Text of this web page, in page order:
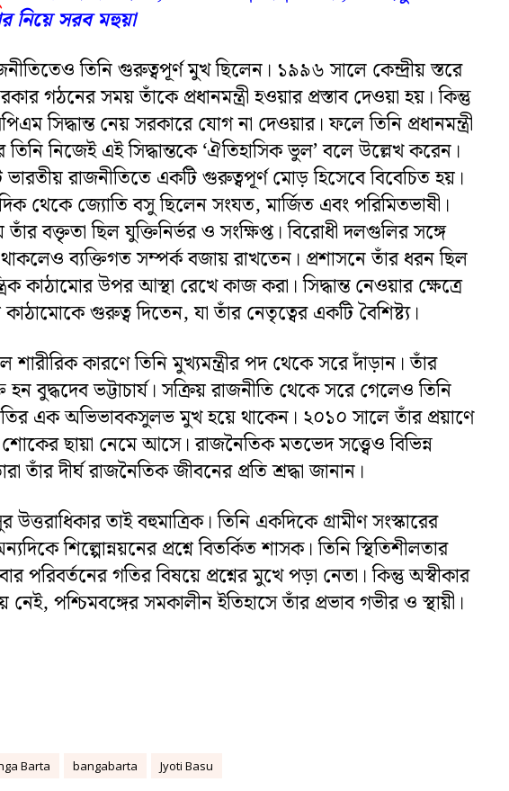
নিয়ে সরব মহুয়া
তিনি গুরুত্বপূর্ণ মুখ ছিলেন। ১৯৯৬ সালে কেন্দ্রীয় স্তরে
গঠনের সময় তাঁকে প্রধানমন্ত্রী হওয়ার প্রস্তাব দেওয়া হয়। কিন্তু
সিদ্ধান্ত নেয় সরকারে যোগ না দেওয়ার। ফলে তিনি প্রধানমন্ত্রী
তিনি নিজেই এই সিদ্ধান্তকে ‘ঐতিহাসিক ভুল’ বলে উল্লেখ করেন।
ভারতীয় রাজনীতিতে একটি গুরুত্বপূর্ণ মোড় হিসেবে বিবেচিত হয়।
দিক থেকে জ্যোতি বসু ছিলেন সংযত, মার্জিত এবং পরিমিতভাষী।
তাঁর বক্তৃতা ছিল যুক্তিনির্ভর ও সংক্ষিপ্ত। বিরোধী দলগুলির সঙ্গে
ব্যক্তিগত সম্পর্ক বজায় রাখতেন। প্রশাসনে তাঁর ধরন ছিল
কাঠামোর উপর আস্থা রেখে কাজ করা। সিদ্ধান্ত নেওয়ার ক্ষেত্রে
গুরুত্ব দিতেন, যা তাঁর নেতৃত্বের একটি বৈশিষ্ট্য।
শারীরিক কারণে তিনি মুখ্যমন্ত্রীর পদ থেকে সরে দাঁড়ান। তাঁর
হন বুদ্ধদেব ভট্টাচার্য। সক্রিয় রাজনীতি থেকে সরে গেলেও তিনি
এক অভিভাবকসুলভ মুখ হয়ে থাকেন। ২০১০ সালে তাঁর প্রয়াণে
ছায়া নেমে আসে। রাজনৈতিক মতভেদ সত্ত্বেও বিভিন্ন
তাঁর দীর্ঘ রাজনৈতিক জীবনের প্রতি শ্রদ্ধা জানান।
তাই বহুমাত্রিক। তিনি একদিকে গ্রামীণ সংস্কারের
শিল্পোন্নয়নের প্রশ্নে বিতর্কিত শাসক। তিনি স্থিতিশীলতার
পরিবর্তনের গতির বিষয়ে প্রশ্নের মুখে পড়া নেতা। কিন্তু অস্বীকার
পশ্চিমবঙ্গের সমকালীন ইতিহাসে তাঁর প্রভাব গভীর ও স্থায়ী।
Barta bangabarta Jyoti Basu